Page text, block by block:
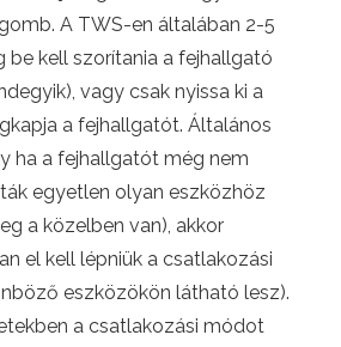
A TWS-en általában 2-5
be kell szorítania a fejhallgató
vagy csak nyissa ki a
a fejhallgatót. Általános
ha a fejhallgatót még nem
egyetlen olyan eszközhöz
a közelben van), akkor
el kell lépniük a csatlakozási
eszközökön látható lesz).
a csatlakozási módot